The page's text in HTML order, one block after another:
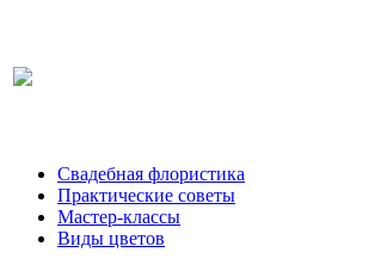
Свадебная флористика
Практические советы
Мастер-классы
Виды цветов